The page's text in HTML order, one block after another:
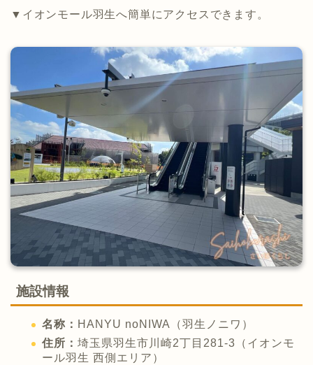
▼イオンモール羽生へ簡単にアクセスできます。
施設情報
名称： HANYU noNIWA（羽生ノニワ）
住所： 埼玉県羽生市川崎2丁目281-3（イオンモ
ール羽生 西側エリア）